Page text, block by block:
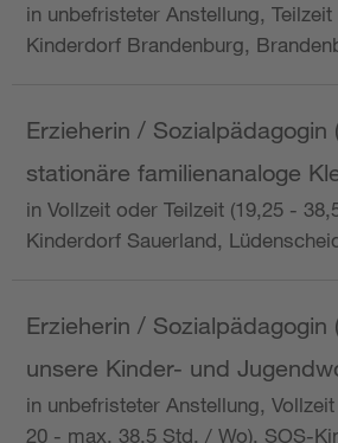
in unbefristeter Anstellung,
Kinderdorf Brandenburg,
Erzieherin / Sozialpädagogin
stationäre familienanaloge
in Vollzeit oder Teilzeit (19,25 -
Kinderdorf Sauerland,
Erzieherin / Sozialpädagogin
unsere Kinder- und
in unbefristeter Anstellung,
20 - max. 38,5 Std. / Wo), SOS-